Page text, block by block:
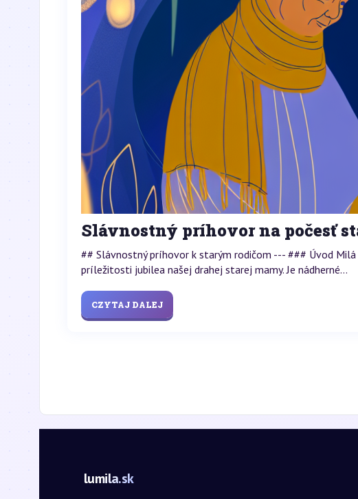
Slávnostný príhovor na počesť
## Slávnostný príhovor k starým rodičom --- ### Úvod
príležitosti jubilea našej drahej starej mamy. Je nádherné...
CZYTAJ DALEJ
lumila.sk